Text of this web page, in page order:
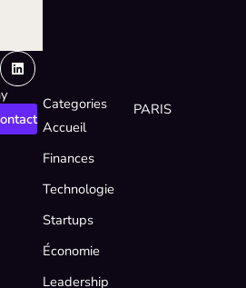
Linkedin
Categories
Accueil
Finances
Technologie
Startups
Économie
Leadership
PARIS